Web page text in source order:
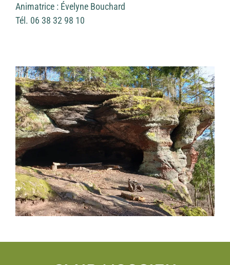
Animatrice : Évelyne Bouchard
Tél. 06 38 32 98 10